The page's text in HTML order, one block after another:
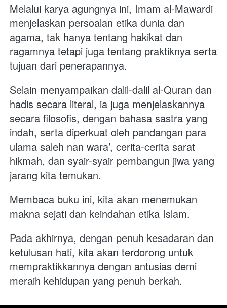
Melalui karya agungnya ini, Imam al-Mawardi
menjelaskan persoalan etika dunia dan
agama, tak hanya tentang hakikat dan
ragamnya tetapi juga tentang praktiknya serta
tujuan dari penerapannya.
Selain menyampaikan dalil-dalil al-Quran dan
hadis secara literal, ia juga menjelaskannya
secara filosofis, dengan bahasa sastra yang
indah, serta diperkuat oleh pandangan para
ulama saleh nan wara’, cerita-cerita sarat
hikmah, dan syair-syair pembangun jiwa yang
jarang kita temukan.
Membaca buku ini, kita akan menemukan
makna sejati dan keindahan etika Islam.
Pada akhirnya, dengan penuh kesadaran dan
ketulusan hati, kita akan terdorong untuk
mempraktikkannya dengan antusias demi
meraih kehidupan yang penuh berkah.